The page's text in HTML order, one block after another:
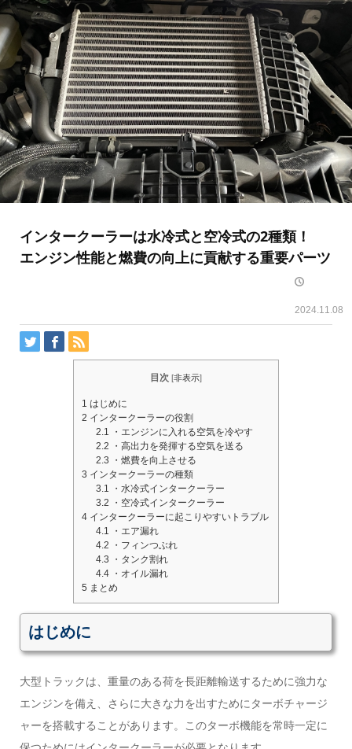
インタークーラーは水冷式と空冷式の2種類！
エンジン性能と燃費の向上に貢献する重要パーツ
2024.11.08
目次 [非表示]
1 はじめに
2 インタークーラーの役割
2.1 ・エンジンに入れる空気を冷やす
2.2 ・高出力を発揮する空気を送る
2.3 ・燃費を向上させる
3 インタークーラーの種類
3.1 ・水冷式インタークーラー
3.2 ・空冷式インタークーラー
4 インタークーラーに起こりやすいトラブル
4.1 ・エア漏れ
4.2 ・フィンつぶれ
4.3 ・タンク割れ
4.4 ・オイル漏れ
5 まとめ
はじめに
大型トラックは、重量のある荷を長距離輸送するために強力な
エンジンを備え、さらに大きな力を出すためにターボチャージ
ャーを搭載することがあります。このターボ機能を常時一定に